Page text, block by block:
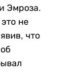
Эмроза.
не
что